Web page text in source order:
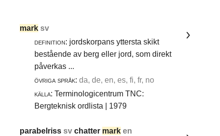
mark sv
definition: jordskorpans yttersta skikt
bestående av berg eller jord, som direkt
påverkas ...
övriga språk: da, de, en, es, fi, fr, no
källa: Terminologicentrum TNC:
Bergteknisk ordlista | 1979
parabelrisssvchatter mark en